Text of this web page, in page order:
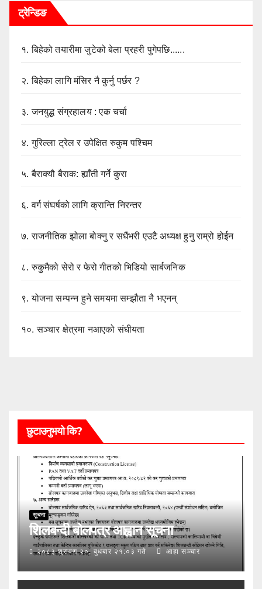
ट्रेन्डिङ
१.बिहेको तयारीमा जुटेको बेला प्रहरी पुगेपछि......
२.बिहेका लागि मंसिर नै कुर्नु पर्छर ?
३.जनयुद्ध संग्रहालय : एक चर्चा
४.गुरिल्ला ट्रेल र उपेक्षित रुकुम पश्चिम
५.बैराक्यौ बैराक: ह्याँती गर्ने कुरा
६.वर्ग संघर्षको लागि क्रान्ति निरन्तर
७.राजनीतिक झोला बोक्नु र सधैंभरी एउटै अध्यक्ष हुनु राम्रो होईन
८.रुकुमैको सेरो र फेरो गीतको भिडियो सार्बजनिक
९.योजना सम्पन्न हुने समयमा सम्झौता नै भएनन्
१०.सञ्चार क्षेत्रमा नआएको संघीयता
छुटाउनुभयो कि?
सूचना
शिलबन्दी बोलपत्र आह्वान सूचना
२०८३ श्रावण २०, बुधबार २१:०३ गते आहा सञ्चार